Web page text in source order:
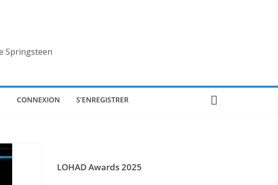
Springsteen
CONNEXION S’ENREGISTRER
LOHAD Awards 2025